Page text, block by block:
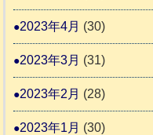
2023年4月 (30)
2023年3月 (31)
2023年2月 (28)
2023年1月 (30)